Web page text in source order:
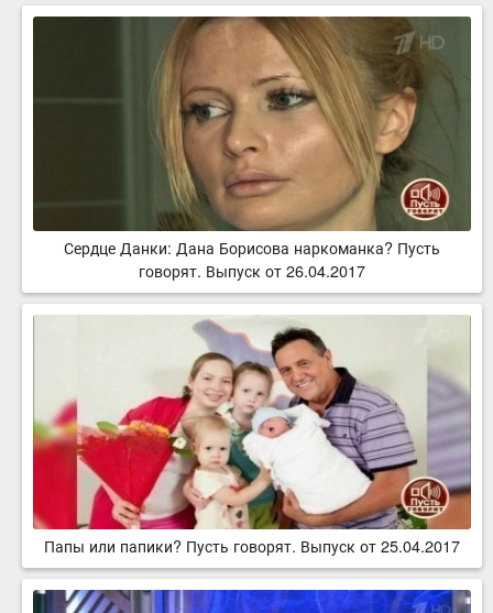
Сердце Данки: Дана Борисова наркоманка? Пусть
говорят. Выпуск от 26.04.2017
Папы или папики? Пусть говорят. Выпуск от 25.04.2017